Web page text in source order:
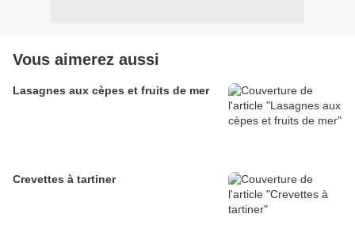
Vous aimerez aussi
Lasagnes aux cèpes et fruits de mer
Crevettes à tartiner